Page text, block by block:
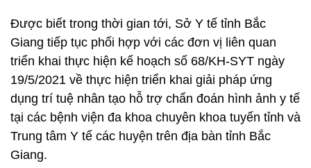
Được biết trong thời gian tới, Sở Y tế tỉnh Bắc
Giang tiếp tục phối hợp với các đơn vị liên quan
triển khai thực hiện kế hoạch số 68/KH-SYT ngày
19/5/2021 về thực hiện triển khai giải pháp ứng
dụng trí tuệ nhân tạo hỗ trợ chẩn đoán hình ảnh y tế
tại các bệnh viện đa khoa chuyên khoa tuyến tỉnh và
Trung tâm Y tế các huyện trên địa bàn tỉnh Bắc
Giang.